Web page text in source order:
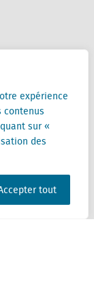
expérience
contenus
sur «
des
tout